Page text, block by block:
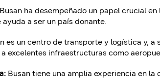
Busan ha desempeñado un papel crucial
a ser un país donante.
es un centro de transporte y logística y, a
excelentes infraestructuras como
Busan tiene una amplia experiencia en